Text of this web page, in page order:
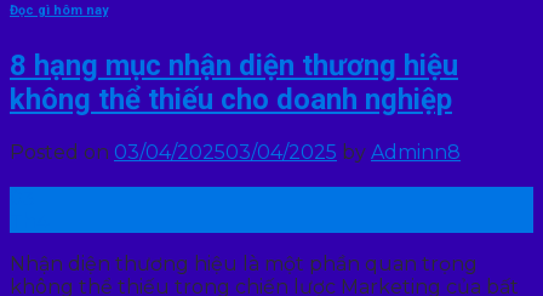
Đọc gì hôm nay
8 hạng mục nhận diện thương hiệu
không thể thiếu cho doanh nghiệp
Posted on 03/04/202503/04/2025 by Adminn8
Nhận diện thương hiệu là một phần quan trọng
không thể thiếu trong chiến lược Marketing của bất